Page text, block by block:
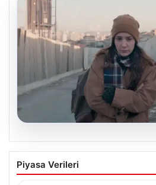
05.08.2026
Türk sinemasında farklı
Özgün Özçelik’in en iyi
Piyasa Verileri